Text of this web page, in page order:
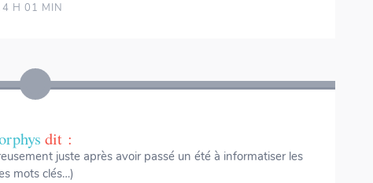
H 01 MIN
dit :
juste après avoir passé un été à informatiser les
mots clés…)